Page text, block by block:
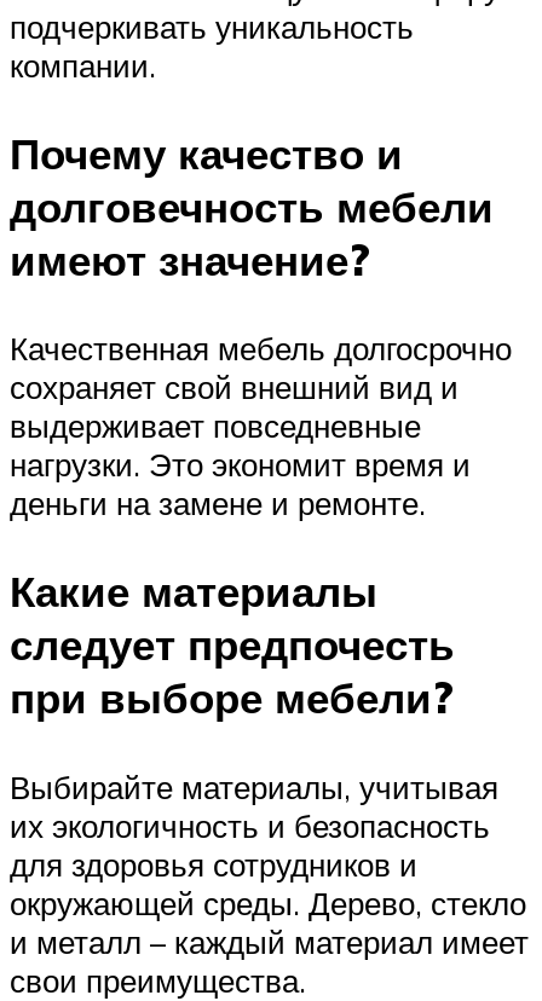
подчеркивать уникальность
компании.
Почему качество и
долговечность мебели
имеют значение?
Качественная мебель долгосрочно
сохраняет свой внешний вид и
выдерживает повседневные
нагрузки. Это экономит время и
деньги на замене и ремонте.
Какие материалы
следует предпочесть
при выборе мебели?
Выбирайте материалы, учитывая
их экологичность и безопасность
для здоровья сотрудников и
окружающей среды. Дерево, стекло
и металл – каждый материал имеет
свои преимущества.